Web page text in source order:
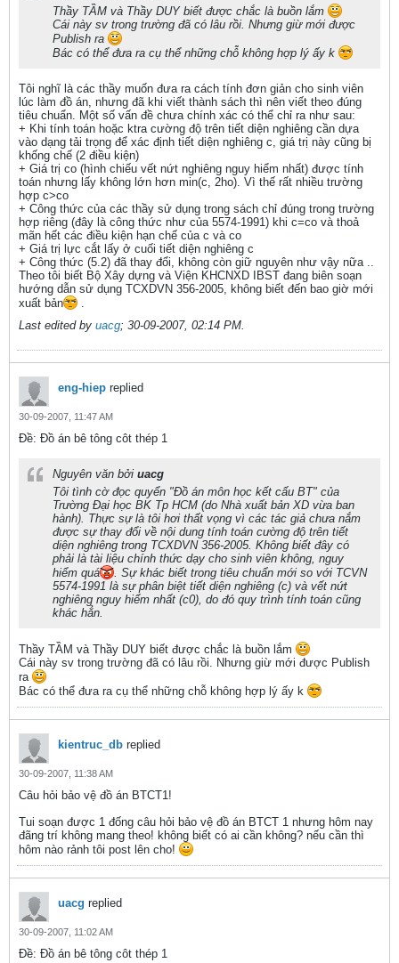
Thầy TẦM và Thầy DUY biết được chắc là buồn lắm
Cái này sv trong trường đã có lâu rồi. Nhưng giừ mới được
Publish ra
Bác có thể đưa ra cụ thể những chỗ không hợp lý ấy k
Tôi nghĩ là các thầy muốn đưa ra cách tính đơn giản cho sinh viên
lúc làm đồ án, nhưng đã khi viết thành sách thì nên viết theo đúng
tiêu chuẩn. Một số vấn đề chưa chính xác có thể chỉ ra như sau:
+ Khi tính toán hoặc ktra cường độ trên tiết diện nghiêng cần dựa
vào dạng tải trọng để xác định tiết diện nghiêng c, giá trị này cũng bị
khống chế (2 điều kiện)
+ Giá trị co (hình chiếu vết nứt nghiêng nguy hiểm nhất) được tính
toán nhưng lấy không lớn hơn min(c, 2ho). Vì thế rất nhiều trường
hợp c>co
+ Công thức của các thầy sử dụng trong sách chỉ đúng trong trường
hợp riêng (đây là công thức như của 5574-1991) khi c=co và thoả
mãn hết các điều kiện hạn chế của c và co
+ Giá trị lực cắt lấy ở cuối tiết diện nghiêng c
+ Công thức (5.2) đã thay đổi, không còn giữ nguyên như vậy nữa ..
Theo tôi biết Bộ Xây dựng và Viện KHCNXD IBST đang biên soạn
hướng dẫn sử dụng TCXDVN 356-2005, không biết đến bao giờ mới
xuất bản
.
Last edited by uacg; 30-09-2007, 02:14 PM.
eng-hiep replied
30-09-2007, 11:47 AM
Ðề: Đồ án bê tông côt thép 1
Nguyên văn bởi uacg
Tôi tình cờ đọc quyển "Đồ án môn học kết cấu BT" của
Trường Đại học BK Tp HCM (do Nhà xuất bản XD vừa ban
hành). Thực sự là tôi hơi thất vọng vì các tác giả chưa nắm
được sự thay đổi về nội dung tính toán cường độ trên tiết
diện nghiêng trong TCXDVN 356-2005. Không biết đây có
phải là tài liệu chính thức dạy cho sinh viên không, nguy
hiểm quá
. Sự khác biết trong tiêu chuẩn mới so với TCVN
5574-1991 là sự phân biệt tiết diện nghiêng (c) và vết nứt
nghiêng nguy hiểm nhất (c0), do đó quy trình tính toán cũng
khác hẳn.
Thầy TẦM và Thầy DUY biết được chắc là buồn lắm
Cái này sv trong trường đã có lâu rồi. Nhưng giừ mới được Publish
ra
Bác có thể đưa ra cụ thể những chỗ không hợp lý ấy k
kientruc_db replied
30-09-2007, 11:38 AM
Câu hỏi bảo vệ đồ án BTCT1!
Tui soạn được 1 đống câu hỏi bảo vệ đồ án BTCT 1 nhưng hôm nay
đãng trí không mang theo! không biết có ai cần không? nếu cần thì
hôm nào rảnh tôi post lên cho!
uacg replied
30-09-2007, 11:02 AM
Ðề: Đồ án bê tông côt thép 1